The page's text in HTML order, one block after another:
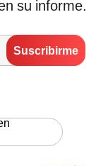
su informe.